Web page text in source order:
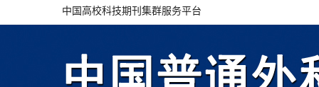
中国高校科技期刊集群服务平台